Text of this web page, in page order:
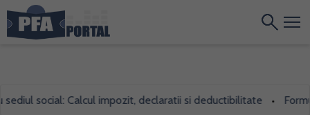
social: Calcul impozit, declaratii si deductibilitate •